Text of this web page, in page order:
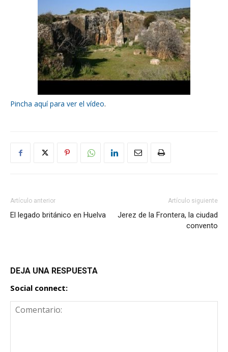
Pincha aquí para ver el vídeo.
Artículo anterior
El legado británico en Huelva
Artículo siguiente
Jerez de la Frontera, la ciudad
convento
DEJA UNA RESPUESTA
Social connect: